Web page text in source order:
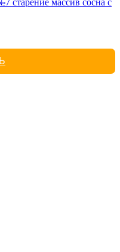
старение массив сосна с